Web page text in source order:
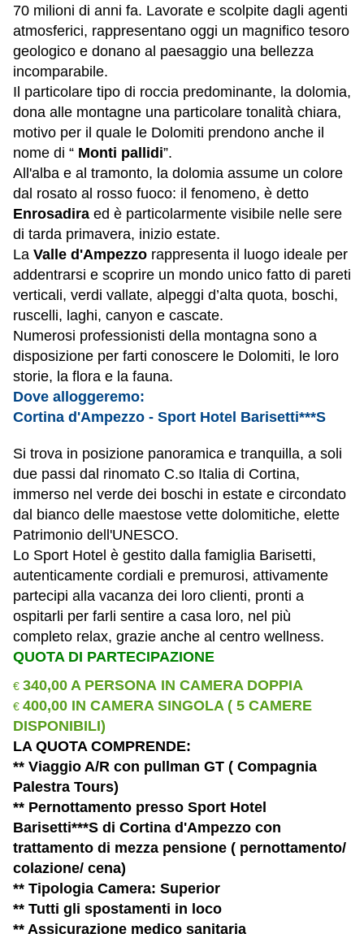
70 milioni di anni fa. Lavorate e scolpite dagli agenti
atmosferici, rappresentano oggi un magnifico tesoro
geologico e donano al paesaggio una bellezza
incomparabile.
Il particolare tipo di roccia predominante, la dolomia,
dona alle montagne una particolare tonalità chiara,
motivo per il quale le Dolomiti prendono anche il
nome di “ Monti pallidi”.
All'alba e al tramonto, la dolomia assume un colore
dal rosato al rosso fuoco: il fenomeno, è detto
Enrosadira ed è particolarmente visibile nelle sere
di tarda primavera, inizio estate.
La Valle d'Ampezzo rappresenta il luogo ideale per
addentrarsi e scoprire un mondo unico fatto di pareti
verticali, verdi vallate, alpeggi d’alta quota, boschi,
ruscelli, laghi, canyon e cascate.
Numerosi professionisti della montagna sono a
disposizione per farti conoscere le Dolomiti, le loro
storie, la flora e la fauna.
Dove alloggeremo:
Cortina d'Ampezzo - Sport Hotel Barisetti***S
Si trova in posizione panoramica e tranquilla, a soli
due passi dal rinomato C.so Italia di Cortina,
immerso nel verde dei boschi in estate e circondato
dal bianco delle maestose vette dolomitiche, elette
Patrimonio dell'UNESCO.
Lo Sport Hotel è gestito dalla famiglia Barisetti,
autenticamente cordiali e premurosi, attivamente
partecipi alla vacanza dei loro clienti, pronti a
ospitarli per farli sentire a casa loro, nel più
completo relax, grazie anche al centro wellness.
QUOTA DI PARTECIPAZIONE
€ 340,00 A PERSONA IN CAMERA DOPPIA
€ 400,00 IN CAMERA SINGOLA ( 5 CAMERE
DISPONIBILI)
LA QUOTA COMPRENDE:
** Viaggio A/R con pullman GT ( Compagnia
Palestra Tours)
** Pernottamento presso Sport Hotel
Barisetti***S di Cortina d'Ampezzo con
trattamento di mezza pensione ( pernottamento/
colazione/ cena)
** Tipologia Camera: Superior
** Tutti gli spostamenti in loco
** Assicurazione medico sanitaria